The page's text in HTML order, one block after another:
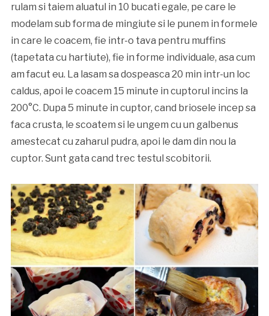
rulam si taiem aluatul in 10 bucati egale, pe care le
modelam sub forma de mingiute si le punem in formele
in care le coacem, fie intr-o tava pentru muffins
(tapetata cu hartiute), fie in forme individuale, asa cum
am facut eu. La lasam sa dospeasca 20 min intr-un loc
caldus, apoi le coacem 15 minute in cuptorul incins la
200°C. Dupa 5 minute in cuptor, cand briosele incep sa
faca crusta, le scoatem si le ungem cu un galbenus
amestecat cu zaharul pudra, apoi le dam din nou la
cuptor. Sunt gata cand trec testul scobitorii.